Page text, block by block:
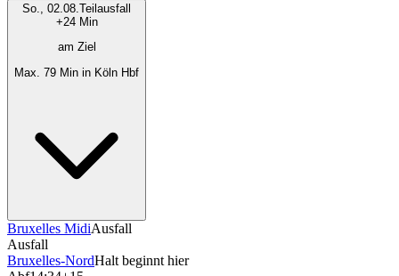
So., 02.08.Teilausfall
+24 Min
am Ziel
Max. 79 Min in Köln Hbf
Bruxelles MidiAusfall
Ausfall
Bruxelles-NordHalt beginnt hier